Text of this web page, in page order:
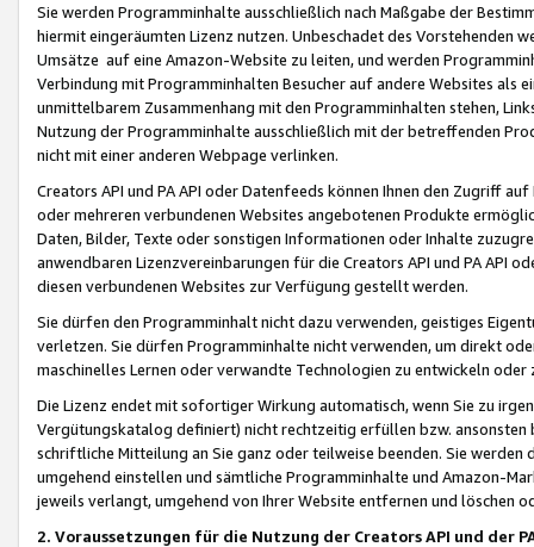
Sie werden Programminhalte ausschließlich nach Maßgabe der
hiermit eingeräumten Lizenz nutzen. Unbeschadet des Vorstehenden
Umsätze auf eine Amazon-Website zu leiten, und werden
Verbindung mit Programminhalten Besucher auf andere Websites als
unmittelbarem Zusammenhang mit den Programminhalten stehen,
Nutzung der Programminhalte ausschließlich mit der betreffenden
nicht mit einer anderen Webpage verlinken.
Creators API und PA API oder Datenfeeds können Ihnen den Zugriff
oder mehreren verbundenen Websites angebotenen Produkte
Daten, Bilder, Texte oder sonstigen Informationen oder Inhalte
anwendbaren Lizenzvereinbarungen für die Creators API und PA API
diesen verbundenen Websites zur Verfügung gestellt werden.
Sie dürfen den Programminhalt nicht dazu verwenden, geistiges
verletzen. Sie dürfen Programminhalte nicht verwenden, um direkt
maschinelles Lernen oder verwandte Technologien zu entwickeln
Die Lizenz endet mit sofortiger Wirkung automatisch, wenn Sie zu
Vergütungskatalog definiert) nicht rechtzeitig erfüllen bzw. ansonsten
schriftliche Mitteilung an Sie ganz oder teilweise beenden. Sie werden
umgehend einstellen und sämtliche Programminhalte und Amazon-
jeweils verlangt, umgehend von Ihrer Website entfernen und löschen
2. Voraussetzungen für die Nutzung der Creators API und der